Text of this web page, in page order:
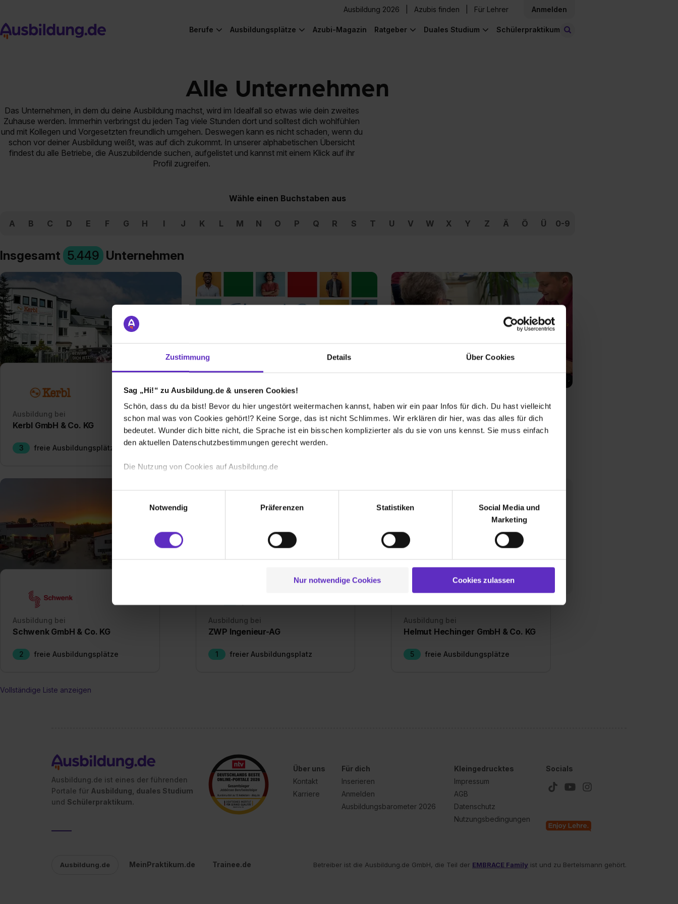
Zustimmung Details Über Cookies
Sag „Hi!“ zu Ausbildung.de & unseren Cookies!
Schön, dass du da bist! Bevor du hier ungestört weitermachen kannst, haben wir ein paar Infos für dich. Du hast vielleicht
schon mal was von Cookies gehört!? Keine Sorge, das ist nicht Schlimmes. Wir erklären dir hier, was das alles für dich
bedeutet. Wunder dich bitte nicht, die Sprache ist ein bisschen komplizierter als du sie von uns kennst. Sie muss einfach
den aktuellen Datenschutzbestimmungen gerecht werden.
Die Nutzung von Cookies auf Ausbildung.de
Wir verwenden Cookies zur technischen Funktion unserer Webseite („Notwendig“), um von dir bei Benutzung der
Webseite getroffenen Einstellungen zu speichern ( „Präferenzen“), die Zugriffe auf unsere Webseite zu analysieren
(„Statistiken“), um Informationen zu deiner Verwendung unserer Website an unsere Partner für soziale Medien, Werbung
Partner führen diese Informationen möglicherweise mit weiteren Daten zusammen, die du ihnen bereitgestellt hast oder die
zu. . In diesem Fall sowie bei der separaten Aktivierung von „Social Media und Marketing“ bist du auch damit
Verwendungszwecke zulassen, triff deine Auswahl über die Checkboxen und klick auf „Auswahl erlauben“. Die
Einwilligung zur Platzierung von Cookies der Kategorien „Präferenzen“, „Statistiken“ und „Social Media und Marketing“
umfasst hierbei die Einwilligung zur Übermittlung deiner Daten in die USA (Art. 49 Abs. 1 S. 1 lit. a) DS-GVO). Die USA
verfügen über kein angemessenes Datenschutzniveau (EuGH – Schrems II). Du kannst die von dir erteilte Einwilligung
Notwendig
Präferenzen Statistiken
Social Media und
Marketing
Nur notwendige Cookies Cookies zulassen
Ausbildung 2026 Azubis finden Für Lehrer Anmelden
Berufe Ausbildungsplätze Azubi-Magazin Ratgeber Duales Studium Schülerpraktikum
Alle Unternehmen
Das Unternehmen, in dem du deine Ausbildung machst, wird im Idealfall so etwas wie dein zweites
Zuhause werden. Immerhin verbringst du jeden Tag viele Stunden dort und solltest dich wohlfühlen
und mit Kollegen und Vorgesetzten freundlich umgehen. Deswegen kann es nicht schaden, wenn du
schon vor deiner Ausbildung weißt, was auf dich zukommt. In unserer alphabetischen Übersicht
findest du alle Betriebe, die Auszubildende suchen, aufgelistet und kannst mit einem Klick auf ihr
Profil zugreifen.
Wähle einen Buchstaben aus
A B C D E F G H I J K L M N O P Q R S T U V W X Y Z Ä Ö Ü 0-9
Insgesamt 5.449 Unternehmen
Ausbildung bei
Kerbl GmbH & Co. KG
3 freie Ausbildungsplätze
Ausbildung bei
F+U Fachschulzentrum
25 freie Ausbildungsplätze
Ausbildung bei
advita Pflegedienst GmbH
Ausbildung bei
Schwenk GmbH & Co. KG
2 freie Ausbildungsplätze
Ausbildung bei
ZWP Ingenieur-AG
1 freier Ausbildungsplatz
Ausbildung bei
Helmut Hechinger GmbH & Co. KG
5 freie Ausbildungsplätze
Vollständige Liste anzeigen
Ausbildung.de ist eines der führenden
Portale für Ausbildung, duales Studium
und Schülerpraktikum.
Über uns
Kontakt
Karriere
Für dich
Inserieren
Anmelden
Ausbildungsbarometer 2026
Kleingedrucktes
Impressum
AGB
Datenschutz
Nutzungsbedingungen
Socials
Ausbildung.de MeinPraktikum.de Trainee.de Betreiber ist die Ausbildung.de GmbH, die Teil der EMBRACE Family ist und zu Bertelsmann gehört.